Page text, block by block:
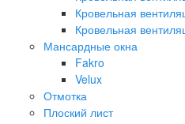
Кровельная
Кровельная
Мансардные окна
Fakro
Velux
Отмотка
Плоский лист